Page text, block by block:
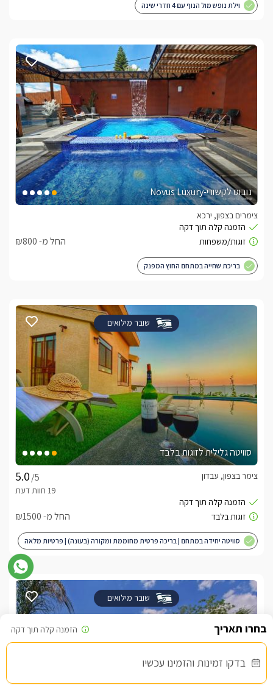
בדקו זמינות והזמינו עכשיו
וילת נופש מול הנוף עם 4 חדרי שינה
נובוס לקשורי-Novus Luxury
צימרים בצפון, ירכא
החל מ- ₪800
בריכת שחייה במתחם החוץ המפנק
שובר מילואים
סוויטה גלילית לזוגות בלבד
/5
צימר בצפון, עבדון
החל מ- ₪1500
סוויטה יחידה במתחם | בריכה פרטית מחוממת ומקורה (בעונה) | פרטיות מלאה
שובר מילואים